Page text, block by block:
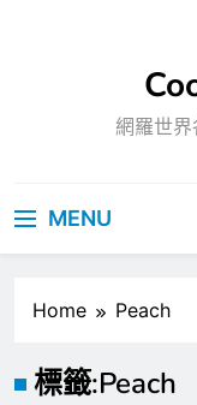
網羅世
MENU
Home Peach
標籤:Peach